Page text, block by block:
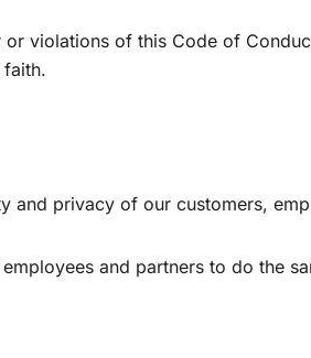
violations of this Code of
and privacy of our customers,
and partners to do the